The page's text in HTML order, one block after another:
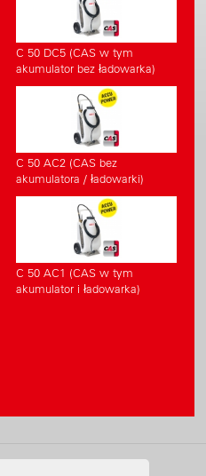
C 50 DC5 (CAS w tym
akumulator bez ładowarka)
C 50 AC2 (CAS bez
akumulatora / ładowarki)
C 50 AC1 (CAS w tym
akumulator i ładowarka)